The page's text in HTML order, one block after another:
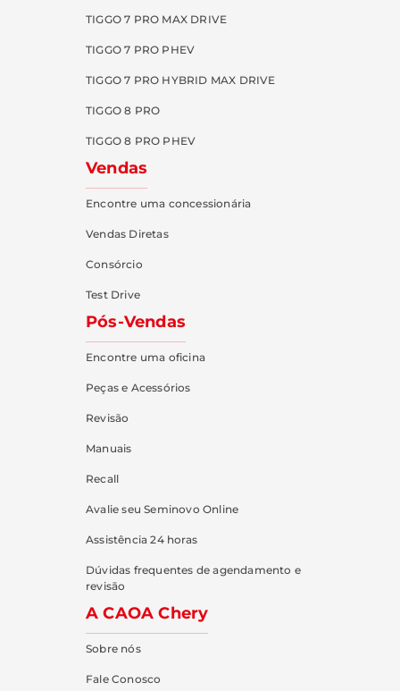
TIGGO 7 PRO MAX DRIVE
TIGGO 7 PRO PHEV
TIGGO 7 PRO HYBRID MAX DRIVE
TIGGO 8 PRO
TIGGO 8 PRO PHEV
Vendas
Encontre uma concessionária
Vendas Diretas
Consórcio
Test Drive
Pós-Vendas
Encontre uma oficina
Peças e Acessórios
Revisão
Manuais
Recall
Avalie seu Seminovo Online
Assistência 24 horas
Dúvidas frequentes de agendamento e
revisão
A CAOA Chery
Sobre nós
Fale Conosco